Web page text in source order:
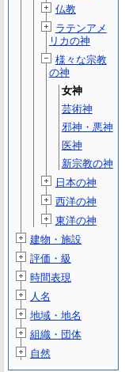
仏教
ラテンアメ
リカの神
様々な宗教
の神
女神
芸術神
邪神・悪神
医神
新宗教の神
日本の神
西洋の神
東洋の神
建物・施設
評価・級
時間表現
人名
地域・地名
組織・団体
自然